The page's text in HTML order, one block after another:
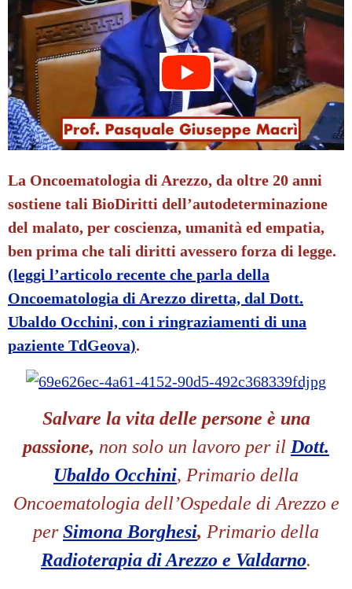
La Oncoematologia di Arezzo, da oltre 20 anni
sostiene tali BioDiritti dell’autodeterminazione
del malato, per coscienza, umanità ed empatia,
ben prima che tali diritti avessero forza di legge.
(leggi l’articolo recente che parla della
Oncoematologia di Arezzo diretta, dal Dott.
Ubaldo Occhini, con i ringraziamenti di una
paziente TdGeova).
Salvare la vita delle persone è una
passione, non solo un lavoro per il Dott.
Ubaldo Occhini, Primario della
Oncoematologia dell’Ospedale di Arezzo e
perSimona Borghesi, Primario della
Radioterapia di Arezzo e Valdarno.